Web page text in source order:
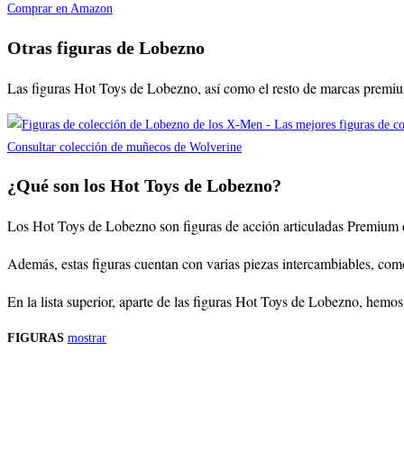
Comprar en Amazon
Otras figuras de Lobezno
Las figuras Hot Toys de Lobezno, así como el resto de marcas
Consultar colección de muñecos de Wolverine
¿Qué son los Hot Toys de Lobezno?
Los Hot Toys de Lobezno son figuras de acción articuladas
Además, estas figuras cuentan con varias piezas intercambiables,
En la lista superior, aparte de las figuras Hot Toys de Lobezno,
FIGURAS mostrar